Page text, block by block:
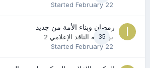
StartedFebruary 22
35
رمضان وبناء الأمة من جديد
بواسطه الناقد الإعلامي 2
StartedFebruary 22